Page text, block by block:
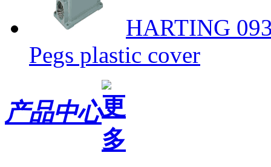
HARTING
Pegs plastic cover
产品中心